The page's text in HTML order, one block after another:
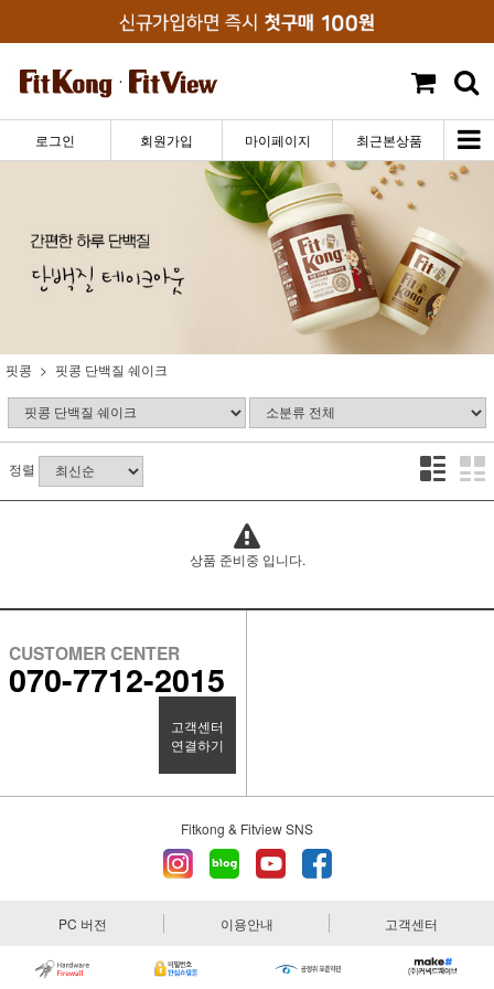
로그인 회원가입 마이페이지 최근본상품
핏콩 핏콩 단백질 쉐이크
정렬
상품 준비중 입니다.
CUSTOMER CENTER
070-7712-2015
고객센터
연결하기
Fitkong & Fitview SNS
PC 버전 이용안내 고객센터